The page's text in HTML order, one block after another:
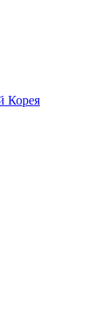
Корея